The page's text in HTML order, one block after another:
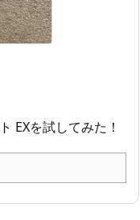
EXを試してみた！